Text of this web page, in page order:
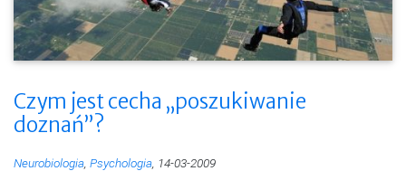
Czym jest cecha „poszukiwanie
doznań”?
Neurobiologia Psychologia , 14-03-2009